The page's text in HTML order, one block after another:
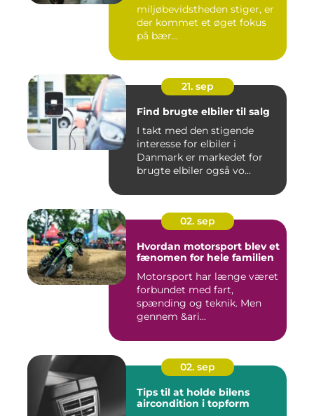
miljøbevidstheden stiger, er
der kommet et øget fokus
på bær...
21. sep
Find brugte elbiler til salg
I takt med den stigende
interesse for elbiler i
Danmark er markedet for
brugte elbiler også vo...
02. sep
Hvordan motorsport blev et
fænomen for hele familien
Motorsport har længe været
forbundet med fart,
spænding og teknik. Men
gennem &ari...
02. sep
Tips til at holde bilens
aircondition i topform